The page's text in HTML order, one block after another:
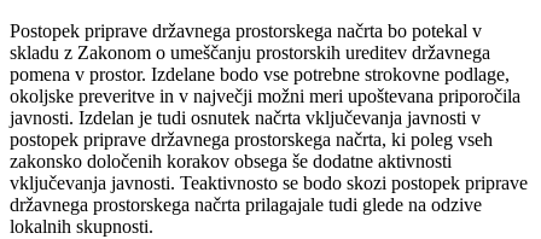
Postopek priprave državnega prostorskega načrta bo potekal v
skladu z Zakonom o umeščanju prostorskih ureditev državnega
pomena v prostor. Izdelane bodo vse potrebne strokovne podlage,
okoljske preveritve in v največji možni meri upoštevana priporočila
javnosti. Izdelan je tudi osnutek načrta vključevanja javnosti v
postopek priprave državnega prostorskega načrta, ki poleg vseh
zakonsko določenih korakov obsega še dodatne aktivnosti
vključevanja javnosti. Teaktivnosto se bodo skozi postopek priprave
državnega prostorskega načrta prilagajale tudi glede na odzive
lokalnih skupnosti.